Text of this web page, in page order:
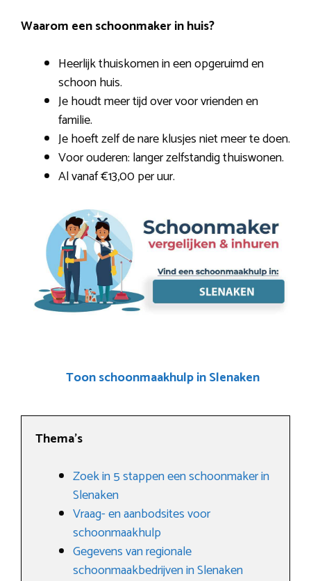
Waarom een schoonmaker in huis?
Heerlijk thuiskomen in een opgeruimd en
schoon huis.
Je houdt meer tijd over voor vrienden en
familie.
Je hoeft zelf de nare klusjes niet meer te doen.
Voor ouderen: langer zelfstandig thuiswonen.
Al vanaf €13,00 per uur.
Toon schoonmaakhulp in Slenaken
Thema’s
Zoek in 5 stappen een schoonmaker in
Slenaken
Vraag- en aanbodsites voor
schoonmaakhulp
Gegevens van regionale
schoonmaakbedrijven in Slenaken